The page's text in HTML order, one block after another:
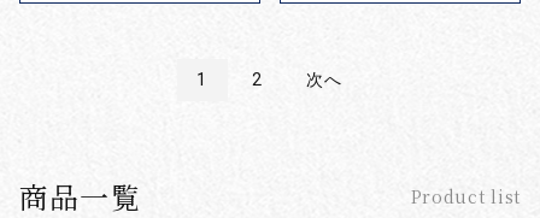
商品一覧 Product list
1 2 次へ